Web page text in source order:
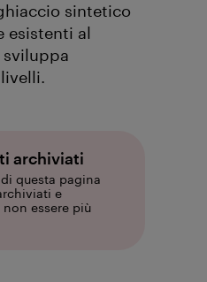
sintetico
esistenti al
sviluppa
archiviati
questa pagina
e
essere più